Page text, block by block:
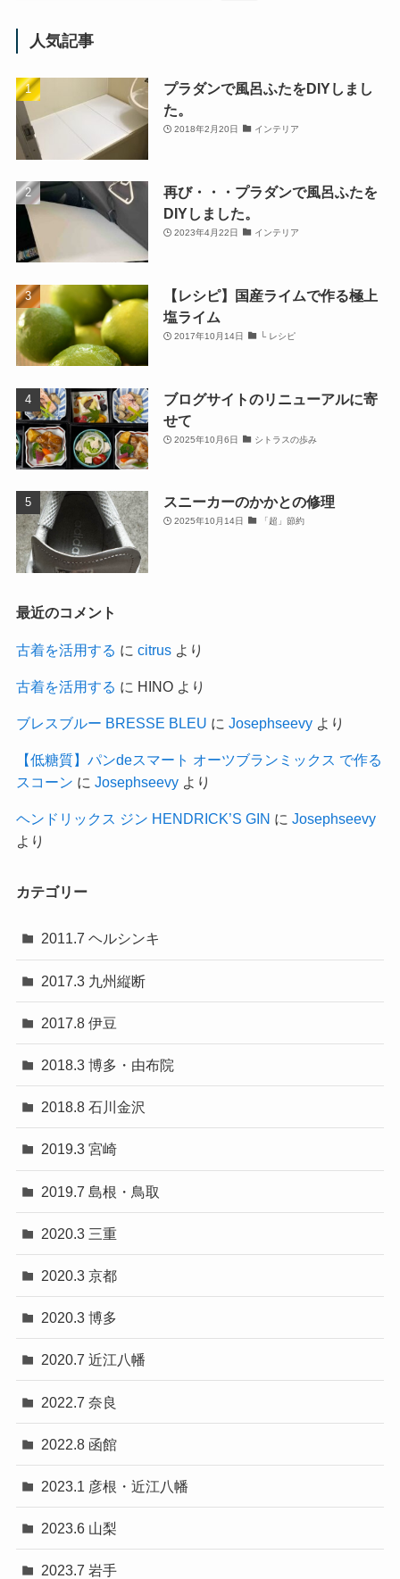
人気記事
プラダンで風呂ふたをDIYしまし
た。
2018年2月20日 インテリア
再び・・・プラダンで風呂ふたを
DIYしました。
2023年4月22日 インテリア
【レシピ】国産ライムで作る極上
塩ライム
2017年10月14日 └ レシピ
ブログサイトのリニューアルに寄
せて
2025年10月6日 シトラスの歩み
スニーカーのかかとの修理
2025年10月14日 「超」節約
最近のコメント
古着を活用する に citrusより
古着を活用する に HINOより
ブレスブルー BRESSE BLEU に Josephseevyより
【低糖質】パンdeスマート オーツブランミックス で作る
スコーン に Josephseevyより
ヘンドリックス ジン HENDRICK’S GIN に Josephseevy
より
カテゴリー
2011.7 ヘルシンキ
2017.3 九州縦断
2017.8 伊豆
2018.3 博多・由布院
2018.8 石川金沢
2019.3 宮崎
2019.7 島根・鳥取
2020.3 三重
2020.3 京都
2020.3 博多
2020.7 近江八幡
2022.7 奈良
2022.8 函館
2023.1 彦根・近江八幡
2023.6 山梨
2023.7 岩手